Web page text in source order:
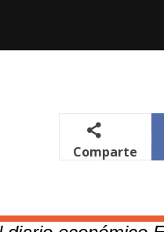
Comparte